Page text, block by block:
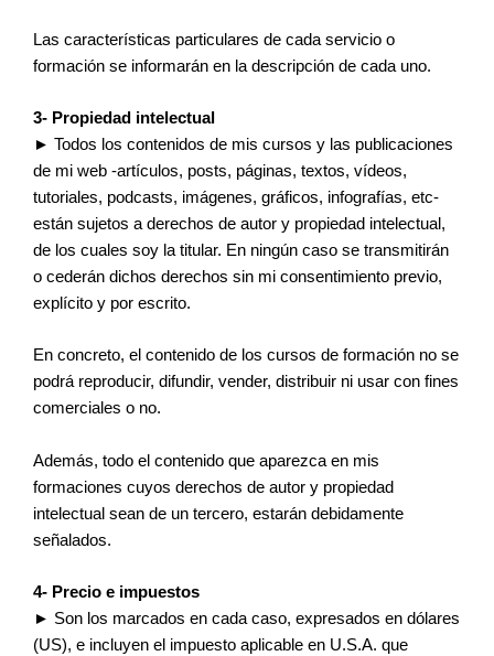
Las características particulares de cada servicio o
formación se informarán en la descripción de cada uno.
3- Propiedad intelectual
► Todos los contenidos de mis cursos y las publicaciones
de mi web -artículos, posts, páginas, textos, vídeos,
tutoriales, podcasts, imágenes, gráficos, infografías, etc-
están sujetos a derechos de autor y propiedad intelectual,
de los cuales soy la titular. En ningún caso se transmitirán
o cederán dichos derechos sin mi consentimiento previo,
explícito y por escrito.
En concreto, el contenido de los cursos de formación no se
podrá reproducir, difundir, vender, distribuir ni usar con fines
comerciales o no.
Además, todo el contenido que aparezca en mis
formaciones cuyos derechos de autor y propiedad
intelectual sean de un tercero, estarán debidamente
señalados.
4- Precio e impuestos
► Son los marcados en cada caso, expresados en dólares
(US), e incluyen el impuesto aplicable en U.S.A. que